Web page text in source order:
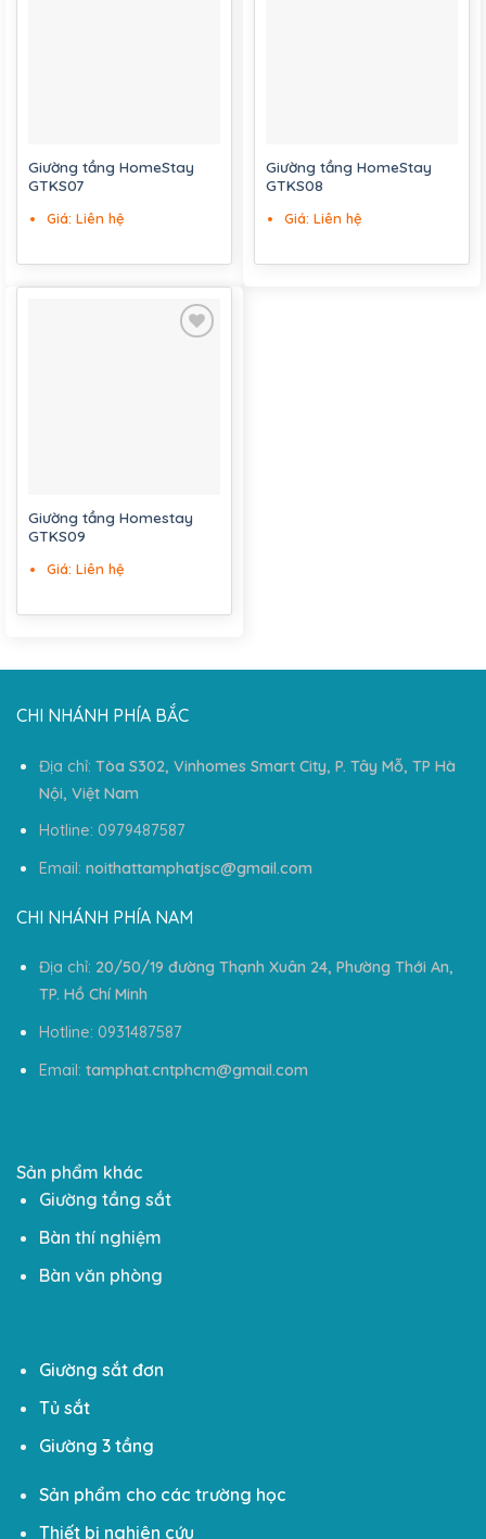
Giường tầng HomeStay
GTKS07
Giá: Liên hệ
Giường tầng HomeStay
GTKS08
Giá: Liên hệ
Giường tầng Homestay
GTKS09
Giá: Liên hệ
CHI NHÁNH PHÍA BẮC
Địa chỉ: Tòa S302, Vinhomes Smart City, P. Tây Mỗ, TP Hà
Nội, Việt Nam
Hotline: 0979487587
Email: noithattamphatjsc@gmail.com
CHI NHÁNH PHÍA NAM
Địa chỉ: 20/50/19 đường Thạnh Xuân 24, Phường Thới An,
TP. Hồ Chí Minh
Hotline: 0931487587
Email: tamphat.cntphcm@gmail.com
Sản phẩm khác
Giường tầng sắt
Bàn thí nghiệm
Bàn văn phòng
Giường sắt đơn
Tủ sắt
Giường 3 tầng
Sản phẩm cho các trường học
Thiết bị nghiên cứu